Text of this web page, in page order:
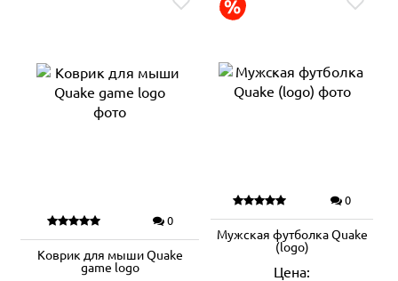
0
Коврик для мыши Quake
game logo
0
Мужская футболка Quake
(logo)
Цена: